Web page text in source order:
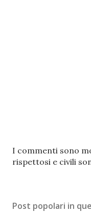
P
o
u
I commenti sono
rispettosi e civili
Post popolari in